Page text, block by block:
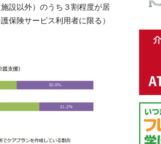
設以外）のうち３割程度が居
保険サービス利用者に限る）